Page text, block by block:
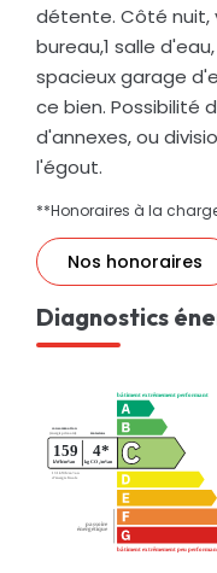
détente. Côté nuit,
bureau,1 salle
spacieux garage
ce bien. Possibilité
d'annexes, ou
l'égout.
**Honoraires à la
Nos honoraires
Diagnostics